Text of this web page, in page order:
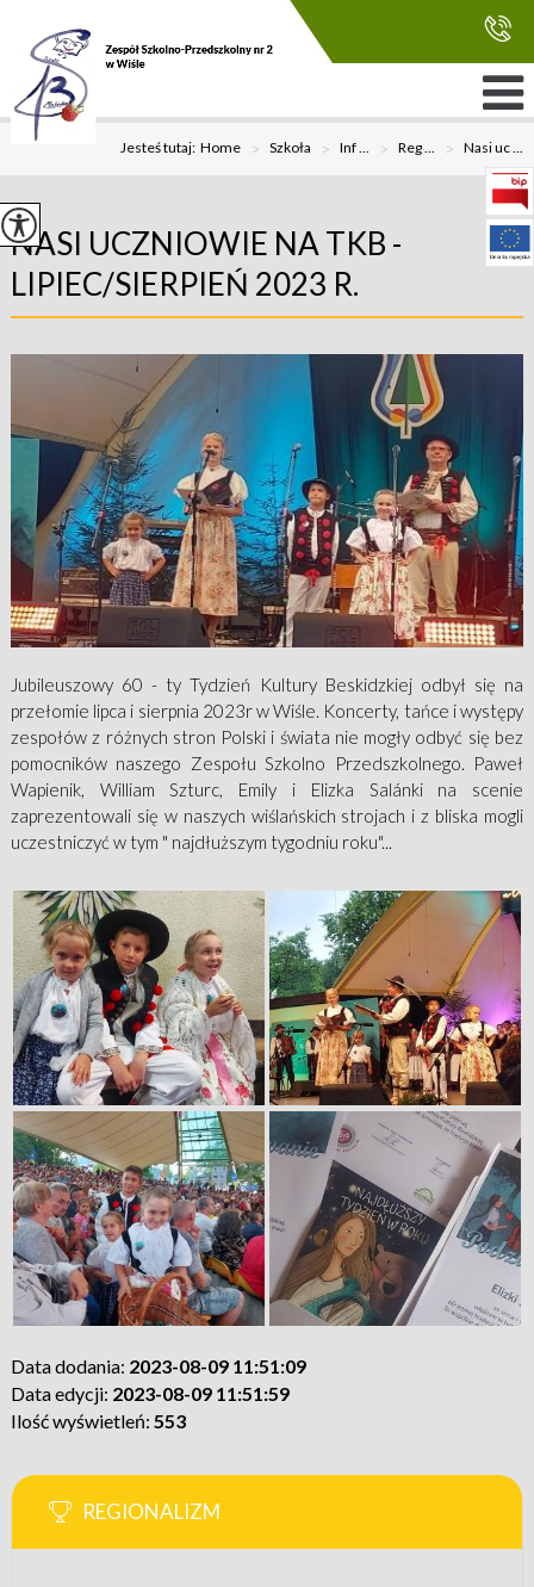
Jesteś tutaj:Home > Szkoła > Inf ... > Reg ... > Nasi uc ...
NASI UCZNIOWIE NA TKB -
LIPIEC/SIERPIEŃ 2023 R.
Jubileuszowy 60 - ty Tydzień Kultury Beskidzkiej odbył się na
przełomie lipca i sierpnia 2023r w Wiśle. Koncerty, tańce i występy
zespołów z różnych stron Polski i świata nie mogły odbyć się bez
pomocników naszego Zespołu Szkolno Przedszkolnego. Paweł
Wapienik, William Szturc, Emily i Elizka Salánki na scenie
zaprezentowali się w naszych wiślańskich strojach i z bliska mogli
uczestniczyć w tym " najdłuższym tygodniu roku"...
Data dodania: 2023-08-09 11:51:09
Data edycji: 2023-08-09 11:51:59
Ilość wyświetleń: 553
REGIONALIZM